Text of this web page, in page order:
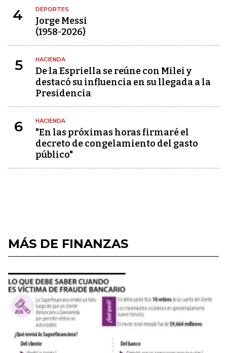
4 DEPORTES
Jorge Messi
(1958-2026)
5 HACIENDA
De la Espriella se reúne con Milei y
destacó su influencia en su llegada a la
Presidencia
6 HACIENDA
"En las próximas horas firmaré el
decreto de congelamiento del gasto
público"
MÁS DE FINANZAS